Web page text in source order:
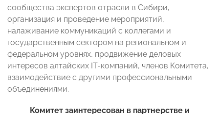
сообщества экспертов отрасли в Сибири,
организация и проведение мероприятий,
налаживание коммуникаций с коллегами и
государственным сектором на региональном и
федеральном уровнях, продвижение деловых
интересов алтайских IT-компаний, членов Комитета,
взаимодействие с другими профессиональными
объединениями.
Комитет заинтересован в партнерстве и